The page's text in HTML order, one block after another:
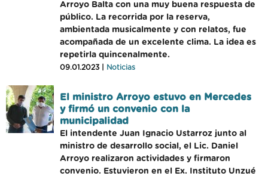
Arroyo Balta con una muy buena respuesta de
público. La recorrida por la reserva,
ambientada musicalmente y con relatos, fue
acompañada de un excelente clima. La idea es
repetirla quincenalmente.
09.01.2023 | Noticias
El ministro Arroyo estuvo en Mercedes
y firmó un convenio con la
municipalidad
El intendente Juan Ignacio Ustarroz junto al
ministro de desarrollo social, el Lic. Daniel
Arroyo realizaron actividades y firmaron
convenio. Estuvieron en el Ex. Instituto Unzué